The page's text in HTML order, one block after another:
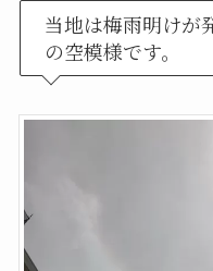
当地は梅雨明けが
の空模様です。